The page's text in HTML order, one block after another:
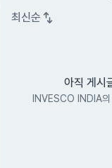
최신순 swap_vert
아직 게시
INVESCO INDIA의